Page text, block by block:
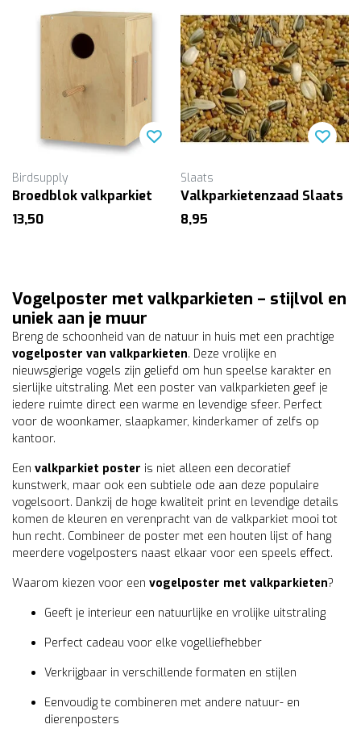
Birdsupply
Broedblok valkparkiet
13,50
Slaats
Valkparkietenzaad Slaats
8,95
Vogelposter met valkparkieten – stijlvol en
uniek aan je muur
Breng de schoonheid van de natuur in huis met een prachtige
vogelposter van valkparkieten. Deze vrolijke en
nieuwsgierige vogels zijn geliefd om hun speelse karakter en
sierlijke uitstraling. Met een poster van valkparkieten geef je
iedere ruimte direct een warme en levendige sfeer. Perfect
voor de woonkamer, slaapkamer, kinderkamer of zelfs op
kantoor.
Een valkparkiet poster is niet alleen een decoratief
kunstwerk, maar ook een subtiele ode aan deze populaire
vogelsoort. Dankzij de hoge kwaliteit print en levendige details
komen de kleuren en verenpracht van de valkparkiet mooi tot
hun recht. Combineer de poster met een houten lijst of hang
meerdere vogelposters naast elkaar voor een speels effect.
Waarom kiezen voor een vogelposter met valkparkieten?
Geeft je interieur een natuurlijke en vrolijke uitstraling
Perfect cadeau voor elke vogelliefhebber
Verkrijgbaar in verschillende formaten en stijlen
Eenvoudig te combineren met andere natuur- en
dierenposters